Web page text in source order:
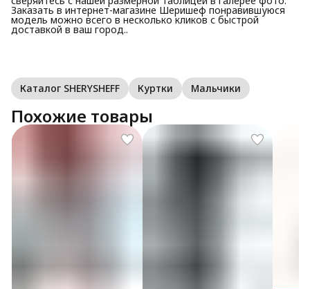
Заказать в интернет-магазине Шеришеф понравившуюся
модель можно всего в несколько кликов с быстрой
доставкой в ваш город..
Каталог SHERYSHEFF Куртки Мальчики
Похожие товары